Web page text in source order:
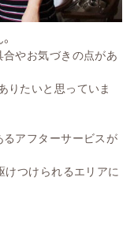
やお気づきの点があ
りたいと思っていま
るアフターサービスが
けつけられるエリアに